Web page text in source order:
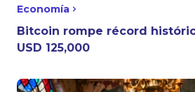
Economía
Bitcoin rompe récord
USD 125,000